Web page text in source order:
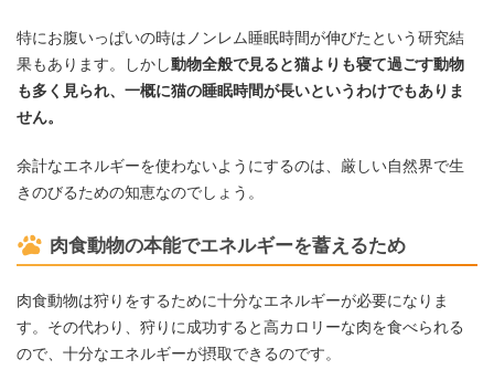
特にお腹いっぱいの時はノンレム睡眠時間が伸びたという研究結
果もあります。しかし動物全般で見ると猫よりも寝て過ごす動物
も多く見られ、一概に猫の睡眠時間が長いというわけでもありま
せん。
余計なエネルギーを使わないようにするのは、厳しい自然界で生
きのびるための知恵なのでしょう。
肉食動物の本能でエネルギーを蓄えるため
肉食動物は狩りをするために十分なエネルギーが必要になりま
す。その代わり、狩りに成功すると高カロリーな肉を食べられる
ので、十分なエネルギーが摂取できるのです。